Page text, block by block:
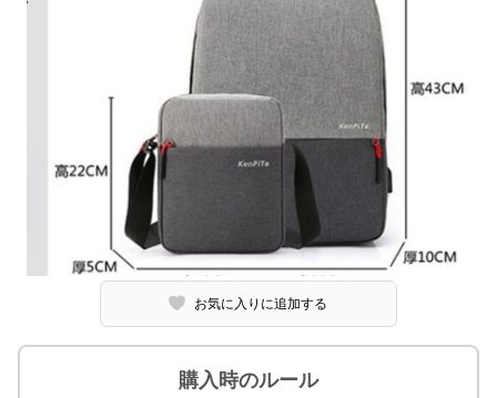
お気に入りに追加する
購入時のルール